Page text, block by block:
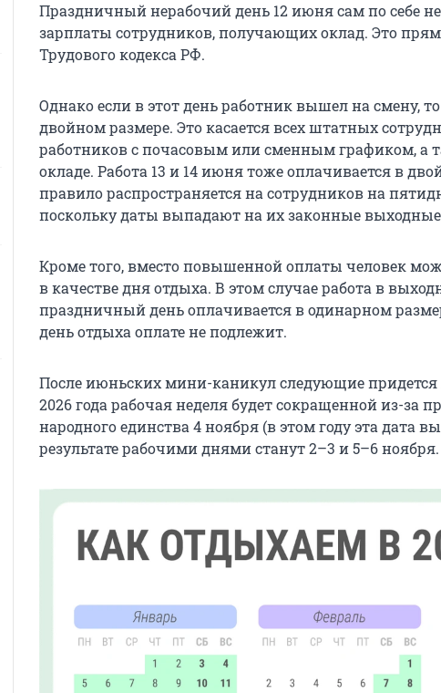
Праздничный нерабочий день 12 июня сам по себе
зарплаты сотрудников, получающих оклад. Это
Трудового кодекса РФ.
Однако если в этот день работник вышел на смену,
двойном размере. Это касается всех штатных
работников с почасовым или сменным графиком, а
окладе. Работа 13 и 14 июня тоже оплачивается в
правило распространяется на сотрудников на
поскольку даты выпадают на их законные
Кроме того, вместо повышенной оплаты человек
в качестве дня отдыха. В этом случае работа в
праздничный день оплачивается в одинарном
день отдыха оплате не подлежит.
После июньских мини-каникул следующие придется
2026 года рабочая неделя будет сокращенной из-за
народного единства 4 ноября (в этом году эта дата
результате рабочими днями станут 2–3 и 5–6 ноября.